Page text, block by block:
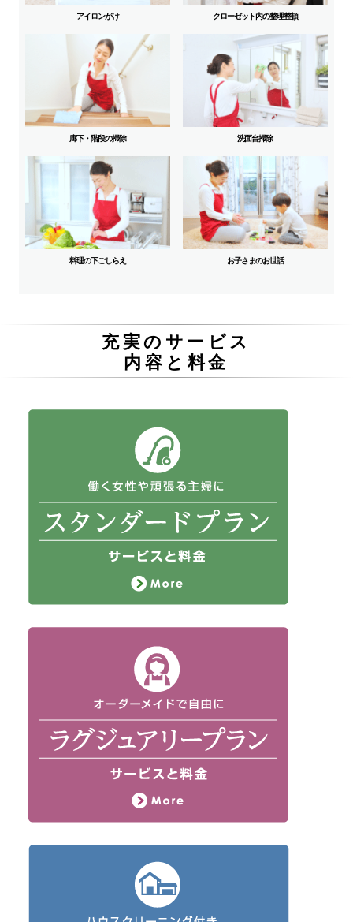
アイロンがけ クローゼット内の整理整頓
廊下・階段の掃除 洗面台掃除
料理の下ごしらえ お子さまのお世話
充実のサービス
内容と料金